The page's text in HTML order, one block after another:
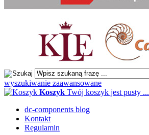
wyszukiwanie zaawansowane
Koszyk Twój koszyk jest pusty ...
dc-components blog
Kontakt
Regulamin